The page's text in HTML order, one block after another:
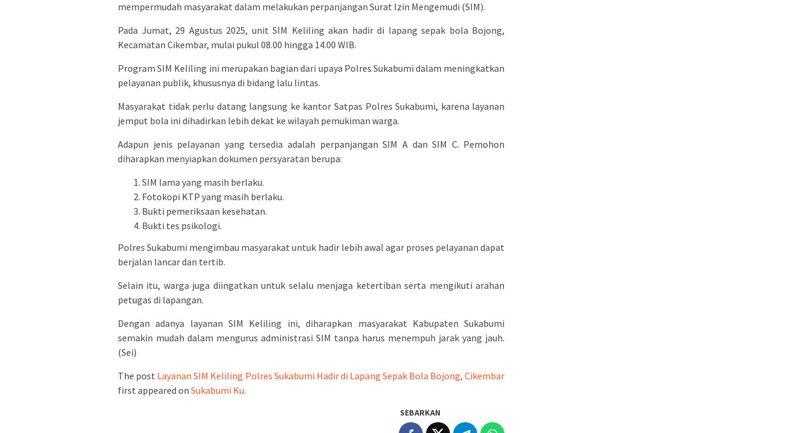
mempermudah masyarakat dalam melakukan perpanjangan Surat Izin Mengemudi (SIM).
Pada Jumat, 29 Agustus 2025, unit SIM Keliling akan hadir di lapang sepak bola Bojong,
Kecamatan Cikembar, mulai pukul 08.00 hingga 14.00 WIB.
Program SIM Keliling ini merupakan bagian dari upaya Polres Sukabumi dalam meningkatkan
pelayanan publik, khususnya di bidang lalu lintas.
Masyarakat tidak perlu datang langsung ke kantor Satpas Polres Sukabumi, karena layanan
jemput bola ini dihadirkan lebih dekat ke wilayah pemukiman warga.
Adapun jenis pelayanan yang tersedia adalah perpanjangan SIM A dan SIM C. Pemohon
diharapkan menyiapkan dokumen persyaratan berupa:
SIM lama yang masih berlaku.
Fotokopi KTP yang masih berlaku.
Bukti pemeriksaan kesehatan.
Bukti tes psikologi.
Polres Sukabumi mengimbau masyarakat untuk hadir lebih awal agar proses pelayanan dapat
berjalan lancar dan tertib.
Selain itu, warga juga diingatkan untuk selalu menjaga ketertiban serta mengikuti arahan
petugas di lapangan.
Dengan adanya layanan SIM Keliling ini, diharapkan masyarakat Kabupaten Sukabumi
semakin mudah dalam mengurus administrasi SIM tanpa harus menempuh jarak yang jauh.
(Sei)
The post Layanan SIM Keliling Polres Sukabumi Hadir di Lapang Sepak Bola Bojong, Cikembar
first appeared on Sukabumi Ku.
SEBARKAN